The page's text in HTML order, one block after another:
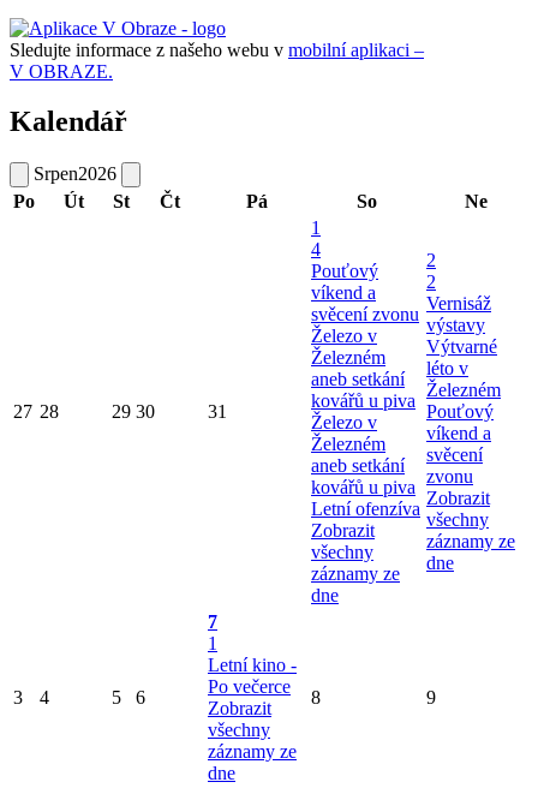
Sledujte informace z našeho webu v mobilní aplikaci –
V OBRAZE.
Kalendář
Srpen2026
Po
Út St Čt Pá So Ne
27 28 29 30 31
1
4
Pouťový
víkend a
svěcení zvonu
Železo v
Železném
aneb setkání
kovářů u piva
Železo v
Železném
aneb setkání
kovářů u piva
Letní ofenzíva
Zobrazit
všechny
záznamy ze
dne
2
2
Vernisáž
výstavy
Výtvarné
léto v
Železném
Pouťový
víkend a
svěcení
zvonu
Zobrazit
všechny
záznamy ze
dne
3 4 5 6
7
1
Letní kino -
Po večerce
Zobrazit
všechny
záznamy ze
dne
8 9